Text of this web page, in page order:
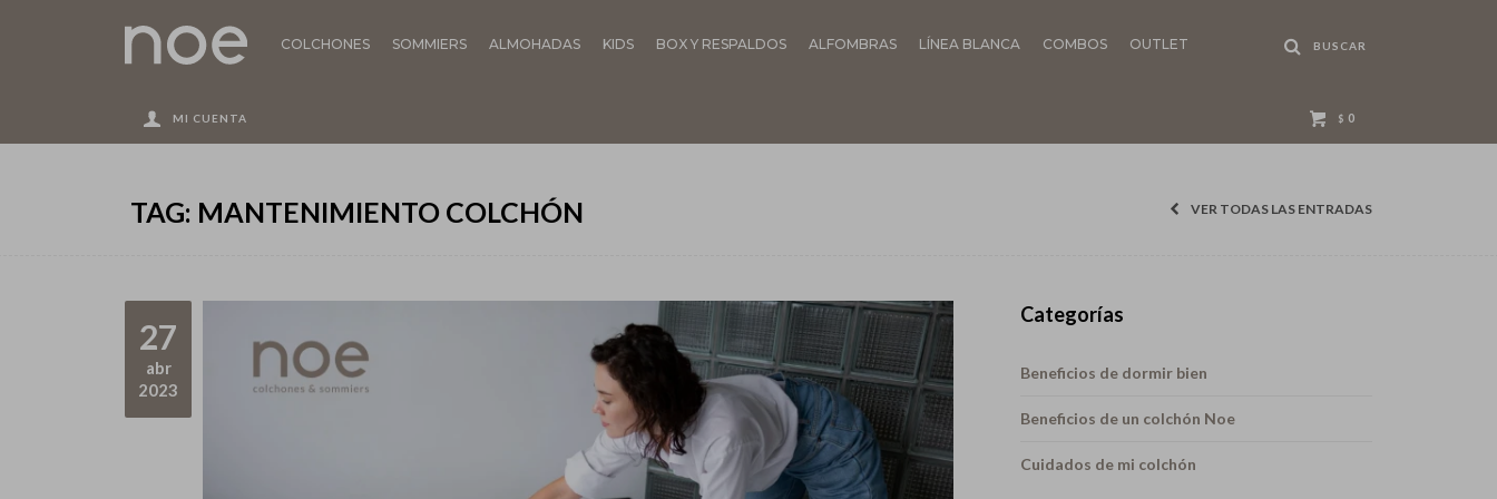
COLCHONES SOMMIERS ALMOHADAS KIDS BOX Y RESPALDOS ALFOMBRAS LÍNEA BLANCA COMBOS OUTLET
$ 0
TAG: MANTENIMIENTO COLCHÓN VER TODAS LAS ENTRADAS
27
abr
2023
Categorías
Beneficios de dormir bien
Beneficios de un colchón Noe
Cuidados de mi colchón